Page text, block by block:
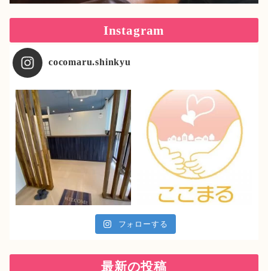
Instagram
cocomaru.shinkyu
フォローする
最新の投稿